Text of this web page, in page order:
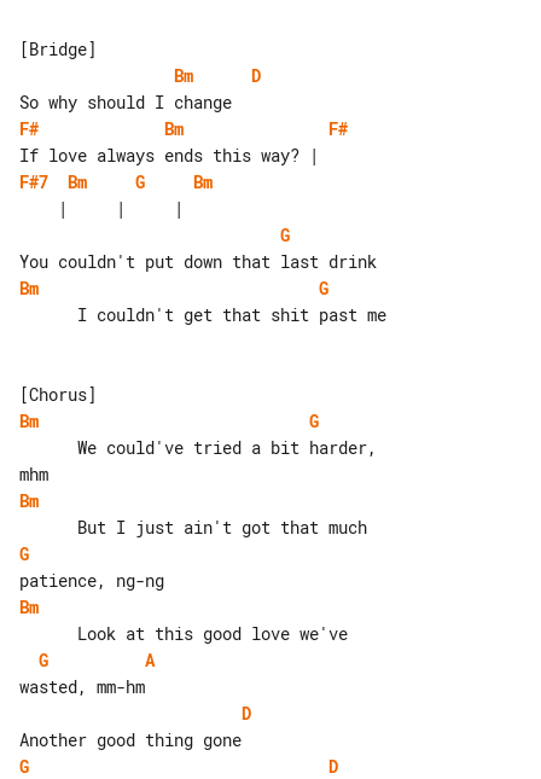
Bm
D
F#
Bm
F#
F#7
Bm G
Bm
G
Bm
G
Bm
G
Bm
G
Bm
G
A
D
G
D